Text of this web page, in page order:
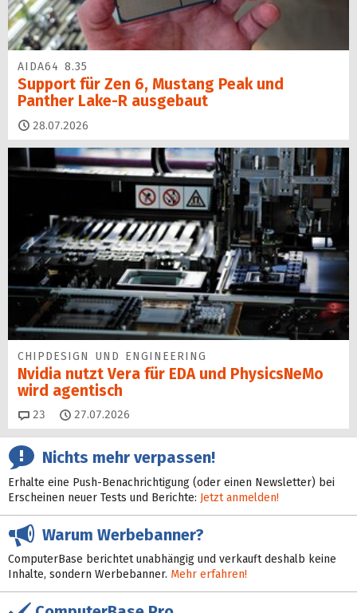
AIDA64 8.35
Support für Zen 6, Mustang Peak und
Panther Lake-R ausgebaut
28.07.2026
CHIPDESIGN UND ENGINEERING
Nvidia nutzt Vera für EDA und PhysicsNeMo
wird agentisch
23 Kommentare
27.07.2026
Nichts mehr verpassen!
Erhalte eine Push-Benachrichtigung (oder einen Newsletter) bei
Erscheinen neuer Tests und Berichte: Jetzt anmelden!
Warum Werbebanner?
ComputerBase berichtet unabhängig und verkauft deshalb keine
Inhalte, sondern Werbebanner. Mehr erfahren!